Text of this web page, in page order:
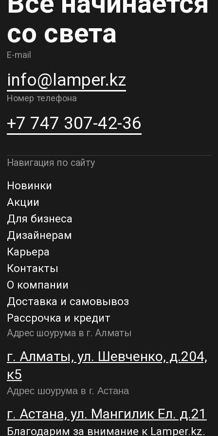
Контакты
Доставка и самовывоз
Рассрочка и кредит
Адрес шоурума в г. Алматы
к5
Адрес шоурума в г. Астана
Благодарим за внимание к Lamper.kz.
До встречи в ваших будущих
ТОО "Lamper PROD". Все права защищены ©
Политика конфиденциальности
Назад наверх